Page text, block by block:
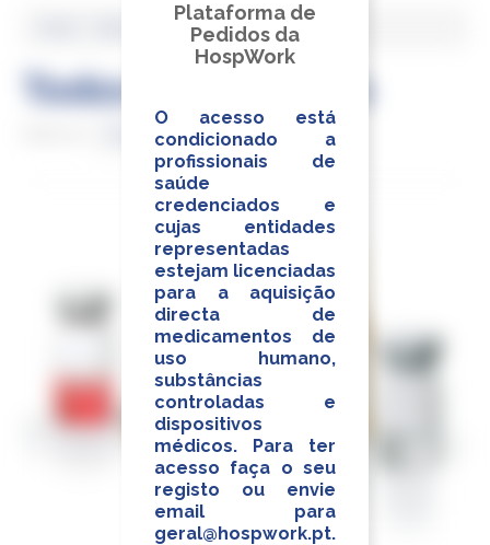
Todos os produtos
Todos os produtos
Plataforma de
Pedidos da
HospWork
O acesso está
condicionado a
profissionais de
saúde
credenciados e
cujas entidades
representadas
estejam licenciadas
para a aquisição
directa de
medicamentos de
uso humano,
substâncias
controladas e
dispositivos
médicos. Para ter
acesso faça o seu
registo ou envie
email para
geral@hospwork.pt.
Plataforma de
Pedidos da
HospWork
O acesso está
condicionado a
profissionais de
saúde
credenciados e
cujas entidades
representadas
estejam licenciadas
para a aquisição
directa de
medicamentos de
uso humano,
substâncias
controladas e
dispositivos
médicos. Para ter
acesso faça o seu
registo ou envie
email para
geral@hospwork.pt.